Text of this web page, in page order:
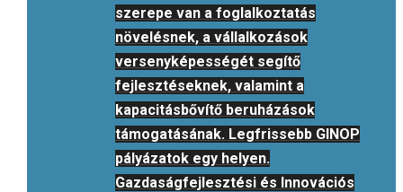
szerepe van a foglalkoztatás
növelésnek, a vállalkozások
versenyképességét segítő
fejlesztéseknek, valamint a
kapacitásbővítő beruházások
támogatásának. Legfrissebb GINOP
pályázatok egy helyen.
Gazdaságfejlesztési és Innovációs